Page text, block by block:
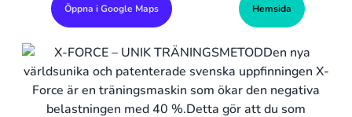
Öppna i Google Maps Hemsida
Alla Gym I Sverige Sveriges Ledande Gymkedjor